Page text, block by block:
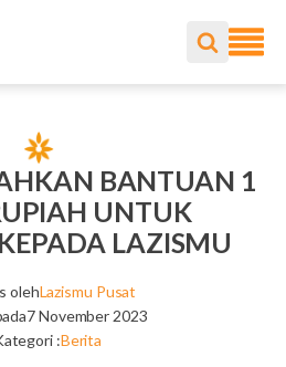
BANTUAN 1
UNTUK
LAZISMU
olehLazismu Pusat
7 November 2023
:Berita